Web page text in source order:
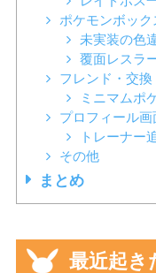
ポケモンボック
未実装の色
覆面レスラ
フレンド・交換
ミニマムポ
プロフィール画
トレーナー
その他
まとめ
最近起き